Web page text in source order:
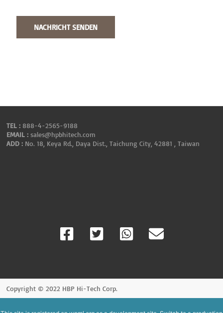
NACHRICHT SENDEN
TEL : 888-4-2565-9188
EMAIL :sales@hpbhitech.com
ADD : No. 18, Keya Rd., Daya Dist., Taichung City, 42881 , Taiwan
Copyright © 2022 HBP Hi-Tech Corp.